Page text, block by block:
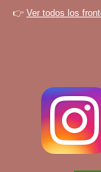
👉 Ver todos los